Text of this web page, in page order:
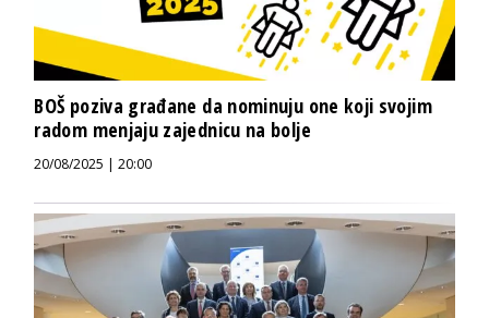
BOŠ poziva građane da nominuju one koji svojim
radom menjaju zajednicu na bolje
20/08/2025 | 20:00